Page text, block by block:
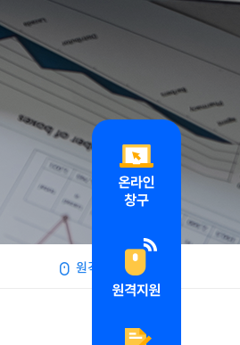
원격지원서비스